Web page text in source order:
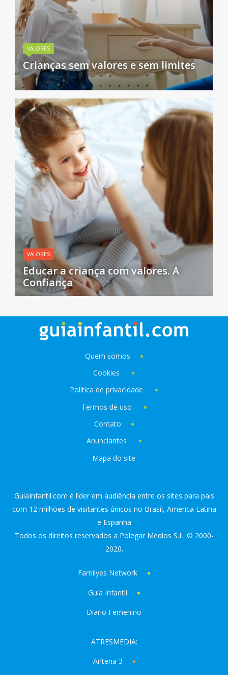
VALORES
Crianças sem valores e sem limites
VALORES
Educar a criança com valores. A
Confiança
Quem somos
Cookies
Política de privacidade
Termos de uso
Contato
Anunciantes
Mapa do site
GuiaInfantil.com é líder em audiência entre os sites para pais
com 12 milhões de visitantes únicos no Brasil, America Latina
e Espanha
Todos os direitos reservados a Polegar Medios S.L. © 2000-
2020.
Familyes Network
Guía Infantil
Diario Femenino
ATRESMEDIA:
Antena 3